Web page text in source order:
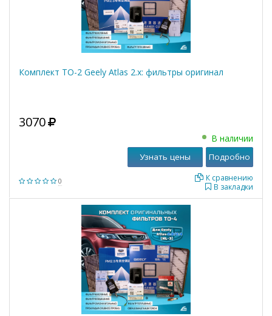
Комплект ТО-2 Geely Atlas 2.x: фильтры оригинал
0
3070
В наличии
В закладки
К сравнению
Узнать цены Подробно